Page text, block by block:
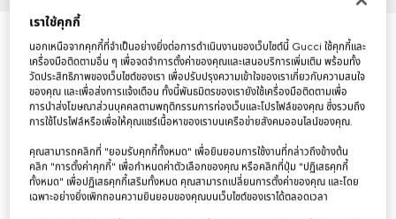
กระเป๋า Mini bucket bag with Gucci plaque
฿44,000
ตัวแปรผ้าเดนิม GG สีน้ำเงินเข้ม
เราใช้คุกกี้
นอกเหนือจากคุกกี้ที่จำเป็นอย่างยิ่งต่อการดำเนินงานของเว็บไซต์นี้ Gucci ใช้คุกกี้และ
เครื่องมือติดตามอื่น ๆ เพื่อจดจำการตั้งค่าของคุณและเสนอบริการเพิ่มเติม พร้อมทั้ง
วัดประสิทธิภาพของเว็บไซต์ของเรา เพื่อปรับปรุงความเข้าใจของเราเกี่ยวกับความสนใจ
ของคุณ และเพื่อส่งการแจ้งเตือน ทั้งนี้พันธมิตรของเรายังใช้เครื่องมือติดตามเพื่อ
การนำส่งโฆษณาส่วนบุคคลตามพฤติกรรมการท่องเว็บและโปรไฟล์ของคุณ ซึ่งรวมถึง
การใช้โปรไฟล์หรือเพื่อให้คุณแชร์เนื้อหาของเราบนเครือข่ายสังคมออนไลน์ของคุณ.
คุณสามารถคลิกที่ "ยอมรับคุกกี้ทั้งหมด" เพื่อยินยอมการใช้งานที่กล่าวถึงข้างต้น
คลิก "การตั้งค่าคุกกี้" เพื่อกำหนดค่าตัวเลือกของคุณ หรือคลิกที่ปุ่ม "ปฏิเสธคุกกี้
ทั้งหมด" เพื่อปฏิเสธคุกกี้เสริมทั้งหมด คุณสามารถเปลี่ยนการตั้งค่าของคุณ และโดย
เฉพาะอย่างยิ่งเพิกถอนความยินยอมของคุณบนเว็บไซต์ของเราได้ตลอดเวลา